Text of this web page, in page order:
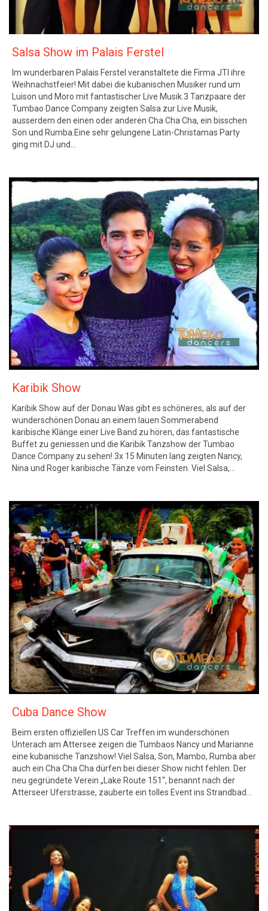
Salsa Show im Palais Ferstel
Im wunderbaren Palais Ferstel veranstaltete die Firma JTI ihre
Weihnachstfeier! Mit dabei die kubanischen Musiker rund um
Luison und Moro mit fantastischer Live Musik.3 Tanzpaare der
Tumbao Dance Company zeigten Salsa zur Live Musik,
ausserdem den einen oder anderen Cha Cha Cha, ein bisschen
Son und Rumba.Eine sehr gelungene Latin-Christamas Party
ging mit DJ und…
Karibik Show
Karibik Show auf der Donau Was gibt es schöneres, als auf der
wunderschönen Donau an einem lauen Sommerabend
karibische Klänge einer Live Band zu hören, das fantastische
Buffet zu geniessen und die Karibik Tanzshow der Tumbao
Dance Company zu sehen! 3x 15 Minuten lang zeigten Nancy,
Nina und Roger karibische Tänze vom Feinsten. Viel Salsa,…
Cuba Dance Show
Beim ersten offiziellen US Car Treffen im wunderschönen
Unterach am Attersee zeigen die Tumbaos Nancy und Marianne
eine kubanische Tanzshow! Viel Salsa, Son, Mambo, Rumba aber
auch ein Cha Cha Cha dürfen bei dieser Show nicht fehlen. Der
neu gegründete Verein „Lake Route 151“, benannt nach der
Atterseer Uferstrasse, zauberte ein tolles Event ins Strandbad…